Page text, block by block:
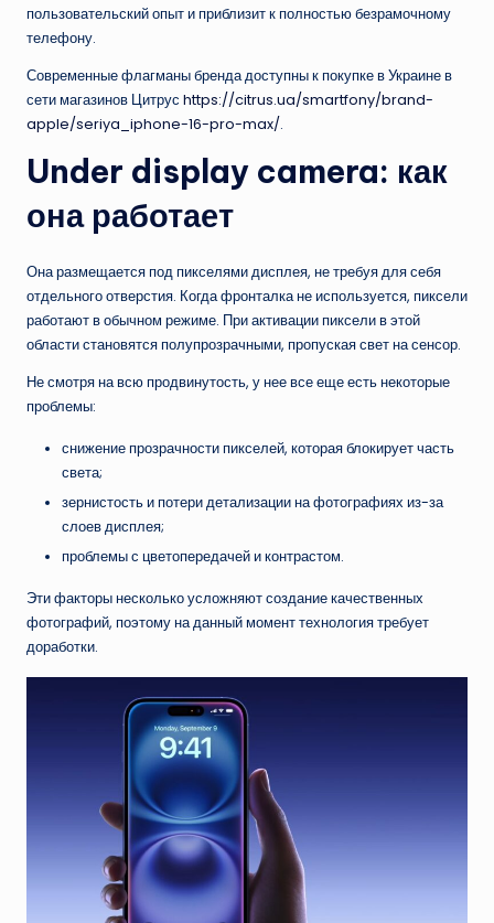
пользовательский опыт и приблизит к полностью безрамочному
телефону.
Современные флагманы бренда доступны к покупке в Украине в
сети магазинов Цитрус https://citrus.ua/smartfony/brand-
apple/seriya_iphone-16-pro-max/.
Under display camera: как
она работает
Она размещается под пикселями дисплея, не требуя для себя
отдельного отверстия. Когда фронталка не используется, пиксели
работают в обычном режиме. При активации пиксели в этой
области становятся полупрозрачными, пропуская свет на сенсор.
Не смотря на всю продвинутость, у нее все еще есть некоторые
проблемы:
снижение прозрачности пикселей, которая блокирует часть
света;
зернистость и потери детализации на фотографиях из-за
слоев дисплея;
проблемы с цветопередачей и контрастом.
Эти факторы несколько усложняют создание качественных
фотографий, поэтому на данный момент технология требует
доработки.